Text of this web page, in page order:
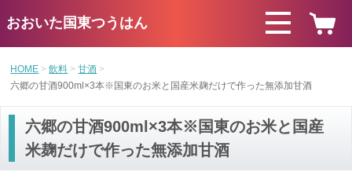
おおいた国東つうはん
HOME 飲料
甘酒
六郷の甘酒900ml×3本※国東のお米と国産米麹だけで作った無添加甘酒
六郷の甘酒900ml×3本※国東のお米と国産
米麹だけで作った無添加甘酒